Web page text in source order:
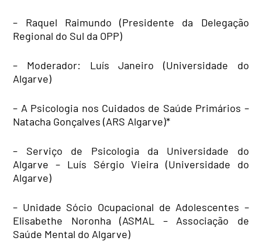
– Raquel Raimundo (Presidente da Delegação
Regional do Sul da OPP)
– Moderador: Luís Janeiro (Universidade do
Algarve)
– A Psicologia nos Cuidados de Saúde Primários –
Natacha Gonçalves (ARS Algarve)*
– Serviço de Psicologia da Universidade do
Algarve – Luís Sérgio Vieira (Universidade do
Algarve)
– Unidade Sócio Ocupacional de Adolescentes –
Elisabethe Noronha (ASMAL – Associação de
Saúde Mental do Algarve)